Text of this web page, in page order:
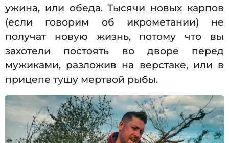
ужина, или обеда. Тысячи новых карпов
(если говорим об икрометании) не
получат новую жизнь, потому что вы
захотели постоять во дворе перед
мужиками, разложив на верстаке, или в
прицепе тушу мертвой рыбы.